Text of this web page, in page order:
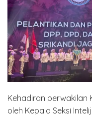
Kehadiran perwakilan
oleh Kepala Seksi